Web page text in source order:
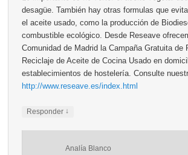
desagüe. También hay otras formulas que
el aceite usado, como la producción de
combustible ecológico. Desde Reseave
Comunidad de Madrid la Campaña Gratuita de
Reciclaje de Aceite de Cocina Usado en
establecimientos de hostelería. Consulte
http://www.reseave.es/index.html
Responder ↓
Analía Blanco